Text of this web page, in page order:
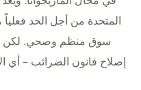
المتحدة من أجل الحد
سوق منظم وصحي. لكن
إصلاح قانون الضرائب – أي